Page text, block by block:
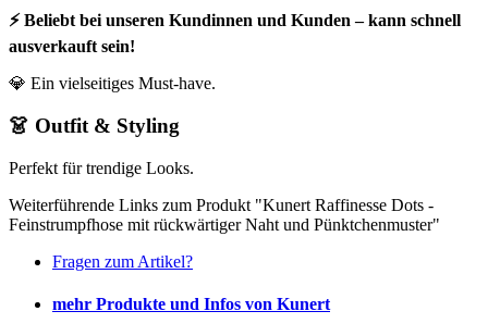
⚡ Beliebt bei unseren Kundinnen und Kunden – kann schnell
ausverkauft sein!
💎 Ein vielseitiges Must-have.
👗 Outfit & Styling
Perfekt für trendige Looks.
Weiterführende Links zum Produkt "Kunert Raffinesse Dots -
Feinstrumpfhose mit rückwärtiger Naht und Pünktchenmuster"
Fragen zum Artikel?
mehr Produkte und Infos von Kunert